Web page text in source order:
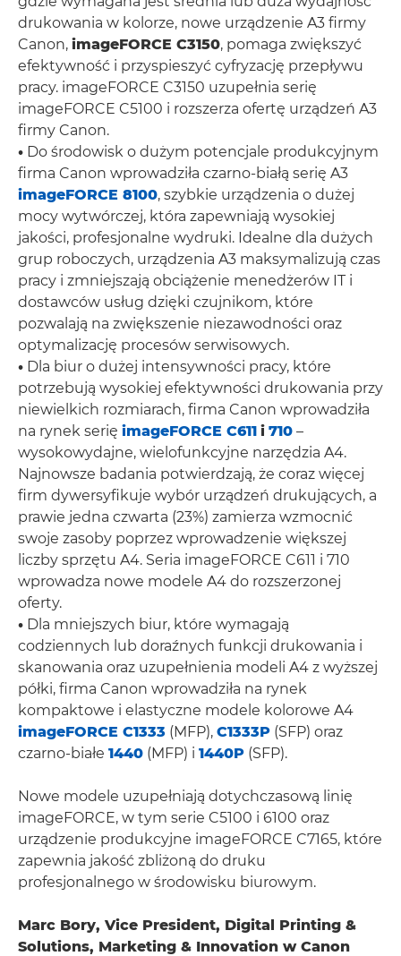
drukowania w kolorze, nowe urządzenie A3 firmy
Canon, imageFORCE C3150, pomaga zwiększyć
efektywność i przyspieszyć cyfryzację przepływu
pracy. imageFORCE C3150 uzupełnia serię
imageFORCE C5100 i rozszerza ofertę urządzeń A3
firmy Canon.
• Do środowisk o dużym potencjale produkcyjnym
firma Canon wprowadziła czarno-białą serię A3
imageFORCE 8100, szybkie urządzenia o dużej
mocy wytwórczej, która zapewniają wysokiej
jakości, profesjonalne wydruki. Idealne dla dużych
grup roboczych, urządzenia A3 maksymalizują czas
pracy i zmniejszają obciążenie menedżerów IT i
dostawców usług dzięki czujnikom, które
pozwalają na zwiększenie niezawodności oraz
optymalizację procesów serwisowych.
• Dla biur o dużej intensywności pracy, które
potrzebują wysokiej efektywności drukowania przy
niewielkich rozmiarach, firma Canon wprowadziła
na rynek serię imageFORCE C611 i 710 –
wysokowydajne, wielofunkcyjne narzędzia A4.
Najnowsze badania potwierdzają, że coraz więcej
firm dywersyfikuje wybór urządzeń drukujących, a
prawie jedna czwarta (23%) zamierza wzmocnić
swoje zasoby poprzez wprowadzenie większej
liczby sprzętu A4. Seria imageFORCE C611 i 710
wprowadza nowe modele A4 do rozszerzonej
oferty.
• Dla mniejszych biur, które wymagają
codziennych lub doraźnych funkcji drukowania i
skanowania oraz uzupełnienia modeli A4 z wyższej
półki, firma Canon wprowadziła na rynek
kompaktowe i elastyczne modele kolorowe A4
imageFORCE C1333 (MFP), C1333P (SFP) oraz
czarno-białe 1440 (MFP) i 1440P (SFP).
Nowe modele uzupełniają dotychczasową linię
imageFORCE, w tym serie C5100 i 6100 oraz
urządzenie produkcyjne imageFORCE C7165, które
zapewnia jakość zbliżoną do druku
profesjonalnego w środowisku biurowym.
Marc Bory, Vice President, Digital Printing &
Solutions, Marketing & Innovation w Canon